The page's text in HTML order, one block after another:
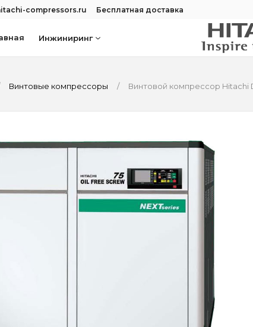
compressors.ru Бесплатная доставка
Инжиниринг
Винтовые компрессоры Винтовой компрессор Hitachi